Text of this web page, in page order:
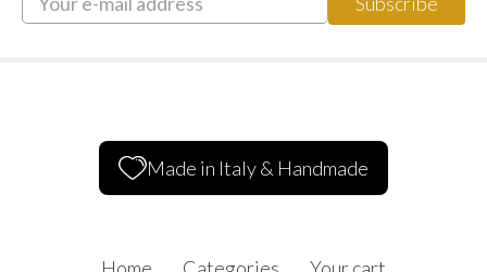
Made in Italy & Handmade